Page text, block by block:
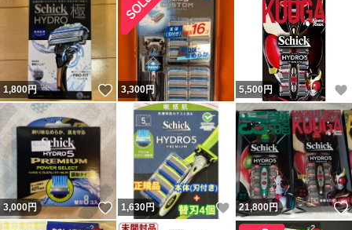
1,800円 いいね！
3,300円 5,500円
3,000円 いいね！
1,630円 いいね！
21,800円